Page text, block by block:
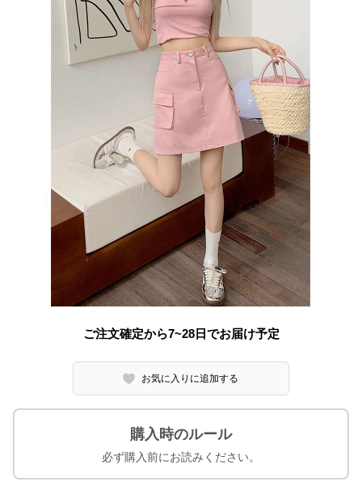
ご注文確定から7~28日でお届け予定
お気に入りに追加する
購入時のルール
必ず購入前にお読みください。